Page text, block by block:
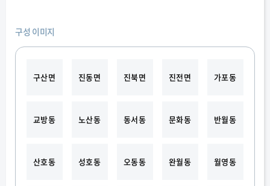
구성 이미지
구산면 진동면 진북면 진전면 가포동
교방동 노산동 동서동 문화동 반월동
산호동 성호동 오동동 완월동 월영동